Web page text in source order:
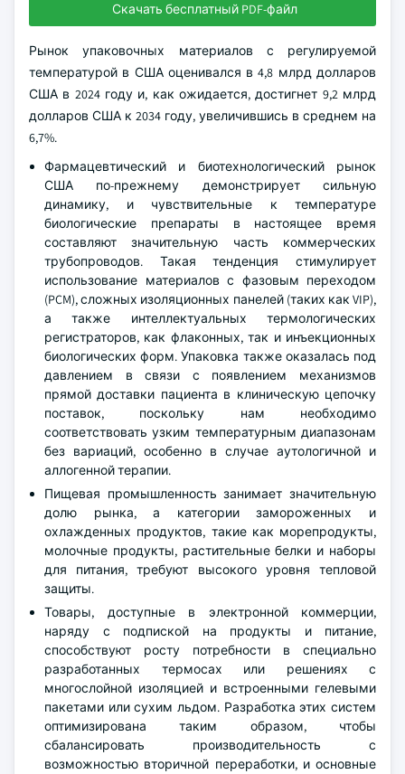
Скачать бесплатный PDF-файл
Рынок упаковочных материалов с регулируемой
температурой в США оценивался в 4,8 млрд долларов
США в 2024 году и, как ожидается, достигнет 9,2 млрд
долларов США к 2034 году, увеличившись в среднем на
6,7%.
Фармацевтический и биотехнологический рынок
США по-прежнему демонстрирует сильную
динамику, и чувствительные к температуре
биологические препараты в настоящее время
составляют значительную часть коммерческих
трубопроводов. Такая тенденция стимулирует
использование материалов с фазовым переходом
(PCM), сложных изоляционных панелей (таких как VIP),
а также интеллектуальных термологических
регистраторов, как флаконных, так и инъекционных
биологических форм. Упаковка также оказалась под
давлением в связи с появлением механизмов
прямой доставки пациента в клиническую цепочку
поставок, поскольку нам необходимо
соответствовать узким температурным диапазонам
без вариаций, особенно в случае аутологичной и
аллогенной терапии.
Пищевая промышленность занимает значительную
долю рынка, а категории замороженных и
охлажденных продуктов, такие как морепродукты,
молочные продукты, растительные белки и наборы
для питания, требуют высокого уровня тепловой
защиты.
Товары, доступные в электронной коммерции,
наряду с подпиской на продукты и питание,
способствуют росту потребности в специально
разработанных термосах или решениях с
многослойной изоляцией и встроенными гелевыми
пакетами или сухим льдом. Разработка этих систем
оптимизирована таким образом, чтобы
сбалансировать производительность с
возможностью вторичной переработки, и основные